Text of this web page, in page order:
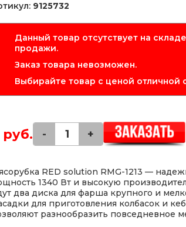
9125732
Данный товар отсутствует на
продажи.
Заказ товара невозможен.
Выбирайте товар с ценой отличной
руб. - +
RED solution RMG-1213 —
1340 Вт и высокую
два диска для фарша крупного и
для приготовления колбасок и
разнообразить повседневное